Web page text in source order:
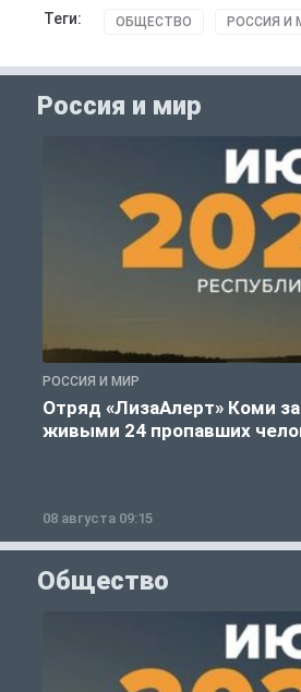
Теги: ОБЩЕСТВО РОССИЯ И
Россия и мир
РОССИЯ И МИР
Отряд «ЛизаАлерт» Коми
живыми 24 пропавших
08 августа 09:15
Общество